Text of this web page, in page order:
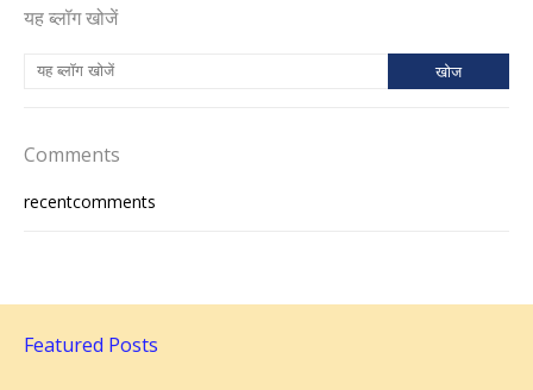
यह ब्लॉग खोजें
Comments
recentcomments
Featured Posts